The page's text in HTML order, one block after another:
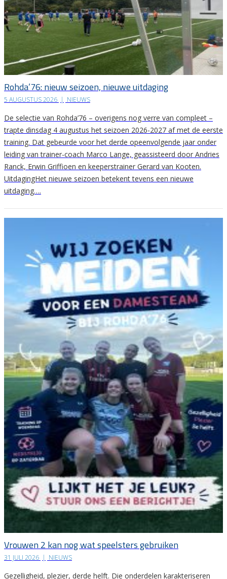
Rohda’76: nieuw seizoen, nieuwe uitdaging
5 AUGUSTUS 2026 | NIEUWS
De selectie van Rohda’76 – overigens nog verre van compleet –
trapte dinsdag 4 augustus het seizoen 2026-2027 af met de eerste
training. Dat gebeurde voor het derde opeenvolgende jaar onder
leiding van trainer-coach Marco Lange, geassisteerd door Andries
Ranck, Erwin Griffioen en keeperstrainer Gerard van Kooten.
UitdagingHet nieuwe seizoen betekent tevens een nieuwe
uitdaging….
Vrouwen 2 kan nog wat speelsters gebruiken
31 JULI 2026 | NIEUWS
Gezelligheid, plezier, derde helft. Die onderdelen karakteriseren